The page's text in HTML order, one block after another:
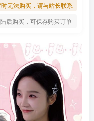
时无法购买，请与站长联系
后购买，可保存购买订单